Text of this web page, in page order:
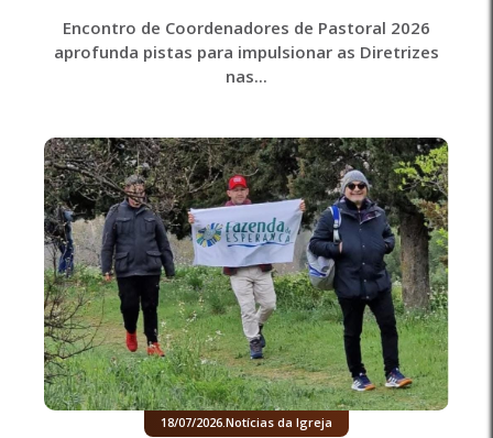
Encontro de Coordenadores de Pastoral 2026
aprofunda pistas para impulsionar as Diretrizes
nas...
18/07/2026 Notícias da Igreja